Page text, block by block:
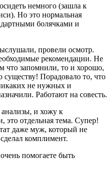
немного (зашла к
Но это нормальная
болячками и
провели осмотр.
рекомендации. Не
что запомнили, то и хорошо,
существу! Порадовало то, что
не нужных и
Работают на совесть.
анализы, и хожу к
это отдельная тема. Супер!
даже муж, который не
комплимент.
помогаете быть